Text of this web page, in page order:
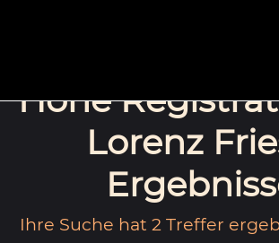
Hohe
Lorenz
Ihre Suche hat 2 Treffer